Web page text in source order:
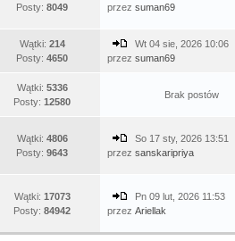
Posty: 8049
przez suman69
Wątki: 214
Posty: 4650
Wt 04 sie, 2026 10:06
przez suman69
Wątki: 5336
Posty: 12580
Brak postów
Wątki: 4806
Posty: 9643
So 17 sty, 2026 13:51
przez sanskaripriya
Wątki: 17073
Posty: 84942
Pn 09 lut, 2026 11:53
przez Ariellak